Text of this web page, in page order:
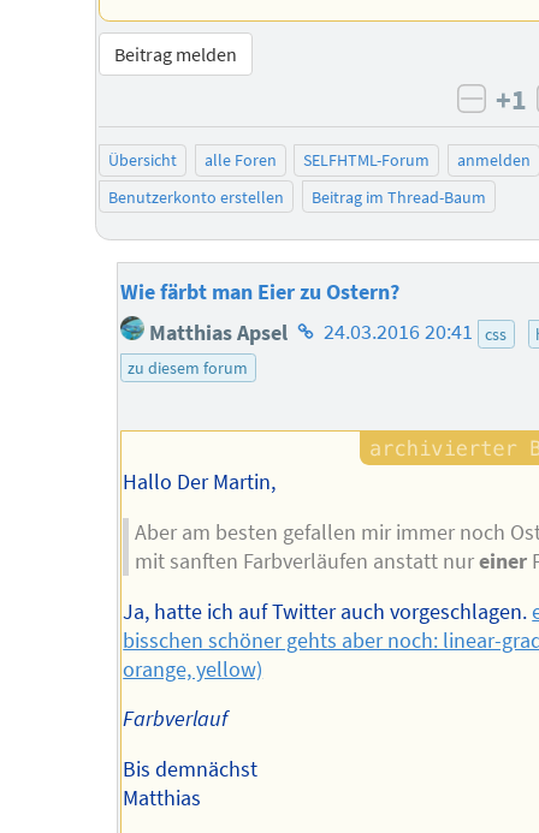
Beitrag melden
+1
Übersicht alle Foren SELFHTML-Forum
anmelden
Benutzerkonto erstellen
Beitrag im Thread-Baum
Wie färbt man Eier zu Ostern?
Matthias Apsel Homepage
24.03.2016 20:41 css
zu diesem forum
Hallo Der Martin,
Aber am besten gefallen mir immer noch
mit sanften Farbverläufen anstatt nureiner
Ja, hatte ich auf Twitter auch vorgeschlagen.
bisschen schöner gehts aber noch: linear-
orange, yellow)
Farbverlauf
Bis demnächst
Matthias